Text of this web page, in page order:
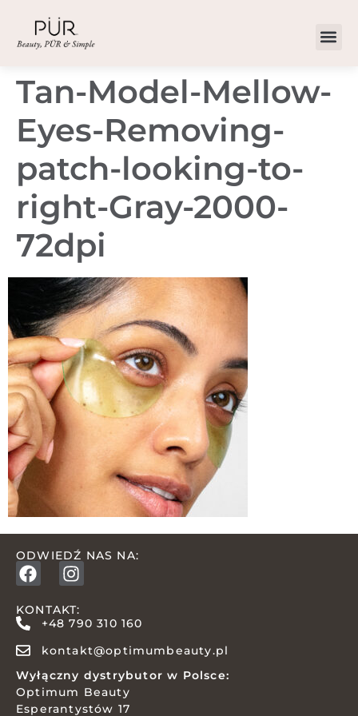
Tan-Model-Mellow-
Eyes-Removing-
patch-looking-to-
right-Gray-2000-
72dpi
ODWIEDŹ NAS NA:
KONTAKT:
+48 790 310 160
kontakt@optimumbeauty.pl
Wyłączny dystrybutor w Polsce:
Optimum Beauty
Esperantystów 17